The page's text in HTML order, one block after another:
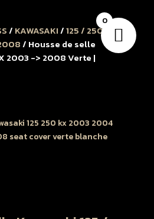
/ KAWASAKI/125 / 250 KX/
/ Housse de selle
2003 -> 2008 Verte |
0